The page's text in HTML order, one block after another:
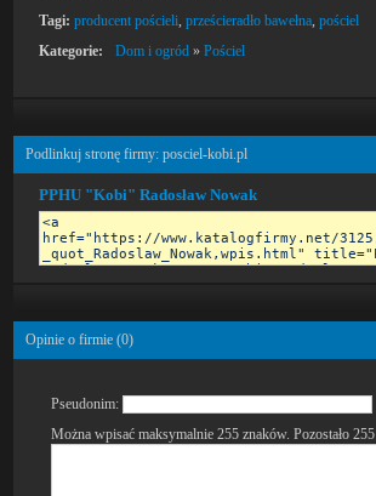
Tagi: producent pościeli,prześcieradło bawełna,pościel
Kategorie:
Dom i ogród »Pościel
Podlinkuj stronę firmy: posciel-kobi.pl
PPHU "Kobi" Radosław Nowak
Opinie o firmie (0)
Pseudonim:
Można wpisać maksymalnie 255 znaków. Pozostało255